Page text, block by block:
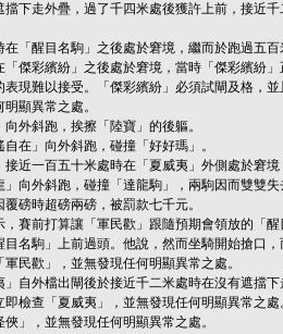
擋下走外疊，過了千四米處後獲許上前，接近
在「醒目名駒」之後處於窘境，繼而於跑過五
傑彩繽紛」之後處於窘境，當時「傑彩繽紛
表現難以接受。「傑彩繽紛」必須試閘及格，
顯異常之處。
外斜跑，挨擦「陸寶」的後軀。
在」向外斜跑，碰撞「好好瑪」。
接近一百五十米處時在「夏威夷」外側處於窘
向外斜跑，碰撞「達龍駒」，兩駒因而雙雙
磅時超磅兩磅，被罰款七千元。
賽前打算讓「軍民歡」跟隨預期會領放的「
名駒」上前過頭。他說，然而坐騎開始搶口
民歡」，並無發現任何明顯異常之處。
自外檔出閘後於接近千二米處時在沒有遮擋
檢查「夏威夷」，並無發現任何明顯異常之處
」，並無發現任何明顯異常之處。